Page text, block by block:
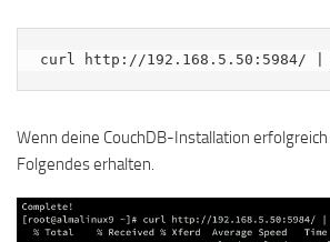
curl http://192.168.5.50:5984/
Wenn deine CouchDB-Installation
Folgendes erhalten.